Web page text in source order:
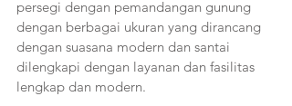
persegi dengan pemandangan gunung
dengan berbagai ukuran yang dirancang
dengan suasana modern dan santai
dilengkapi dengan layanan dan fasilitas
lengkap dan modern.